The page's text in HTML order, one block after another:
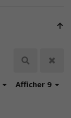
Afficher 9